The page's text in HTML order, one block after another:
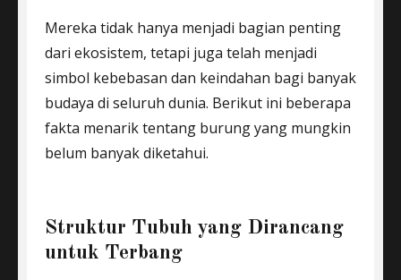
Mereka tidak hanya menjadi bagian penting
dari ekosistem, tetapi juga telah menjadi
simbol kebebasan dan keindahan bagi banyak
budaya di seluruh dunia. Berikut ini beberapa
fakta menarik tentang burung yang mungkin
belum banyak diketahui.
Struktur Tubuh yang Dirancang
untuk Terbang